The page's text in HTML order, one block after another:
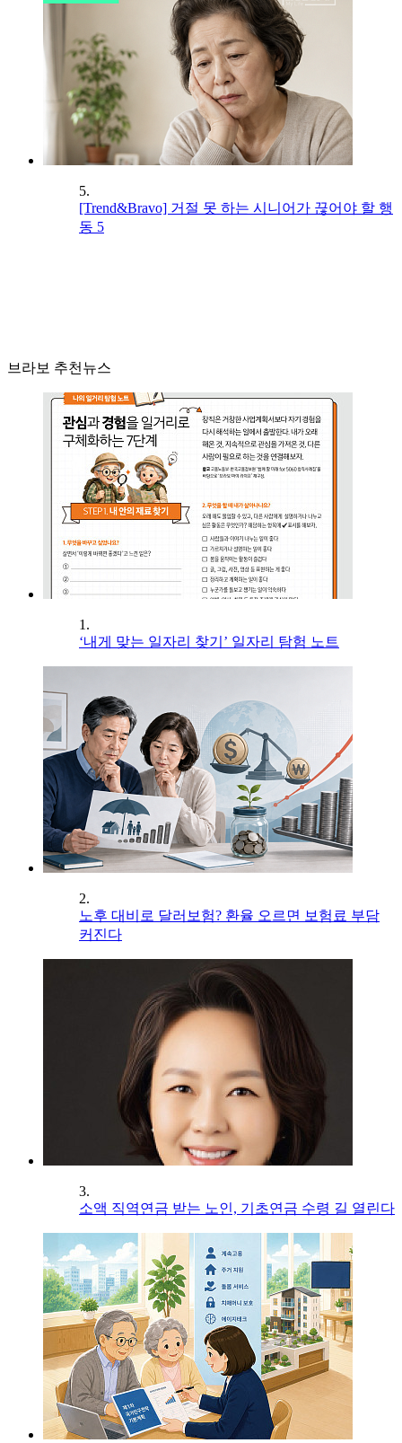
5.
[Trend&Bravo] 거절 못 하는 시니어가 끊어야 할 행
동 5
브라보 추천뉴스
1.
‘내게 맞는 일자리 찾기’ 일자리 탐험 노트
2.
노후 대비로 달러보험? 환율 오르면 보험료 부담
커진다
3.
소액 직역연금 받는 노인, 기초연금 수령 길 열린다